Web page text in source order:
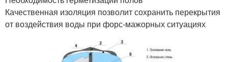
Качественная изоляция позволит сохранить перекрытия
от воздействия воды при форс-мажорных ситуациях